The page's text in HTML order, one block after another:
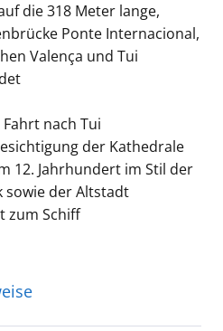
die 318 Meter lange,
Ponte Internacional,
Valença und Tui
nach Tui
der Kathedrale
12. Jahrhundert im Stil der
sowie der Altstadt
zum Schiff